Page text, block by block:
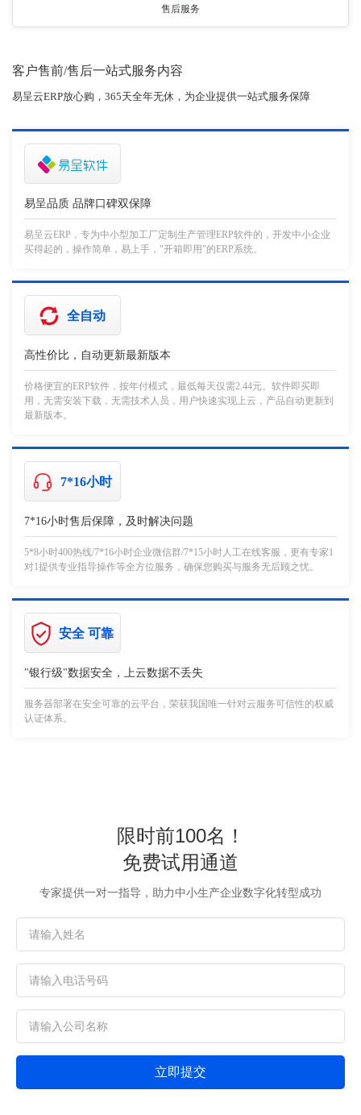
售后服务
客户售前/售后一站式服务内容
易呈云ERP放心购，365天全年无休，为企业提供一站式服务保障
易呈品质 品牌口碑双保障
易呈云ERP，专为中小型加工厂定制生产管理ERP软件的，开发中小企业
买得起的，操作简单，易上手，"开箱即用"的ERP系统。
全自动
高性价比，自动更新最新版本
价格便宜的ERP软件，按年付模式，最低每天仅需2.44元。软件即买即
用，无需安装下载，无需技术人员，用户快速实现上云，产品自动更新到
最新版本。
7*16小时
7*16小时售后保障，及时解决问题
5*8小时400热线/7*16小时企业微信群/7*15小时人工在线客服，更有专家1
对1提供专业指导操作等全方位服务，确保您购买与服务无后顾之忧。
安全 可靠
"银行级"数据安全，上云数据不丢失
服务器部署在安全可靠的云平台，荣获我国唯一针对云服务可信性的权威
认证体系。
限时前100名！
免费试用通道
专家提供一对一指导，助力中小生产企业数字化转型成功
立即提交